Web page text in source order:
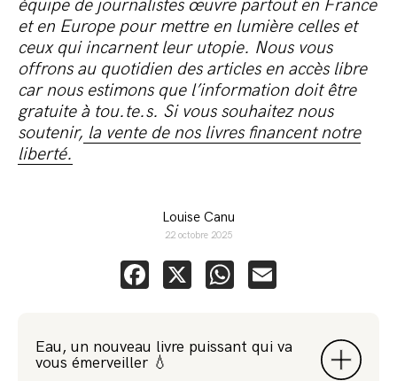
équipe de journalistes œuvre partout en France
et en Europe pour mettre en lumière celles et
ceux qui incarnent leur utopie. Nous vous
offrons au quotidien des articles en accès libre
car nous estimons que l’information doit être
gratuite à tou.te.s. Si vous souhaitez nous
soutenir, la vente de nos livres financent notre
liberté.
Louise Canu
22 octobre 2025
Facebook
X WhatsApp
Eau, un nouveau livre puissant qui va
vous émerveiller 💧